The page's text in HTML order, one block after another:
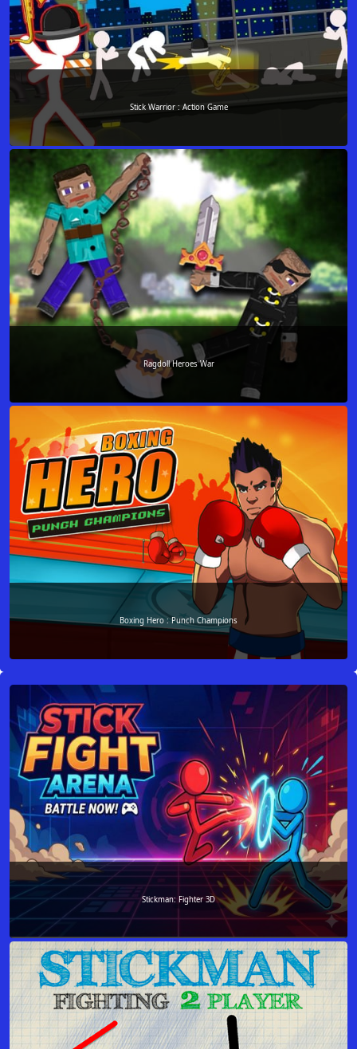
Stick Warrior : Action Game
Ragdoll Heroes War
Boxing Hero : Punch Champions
Stickman: Fighter 3D